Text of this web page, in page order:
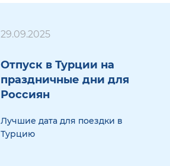
29.09.2025
Отпуск в Турции на
праздничные дни для
Россиян
Лучшие дата для поездки в
Турцию